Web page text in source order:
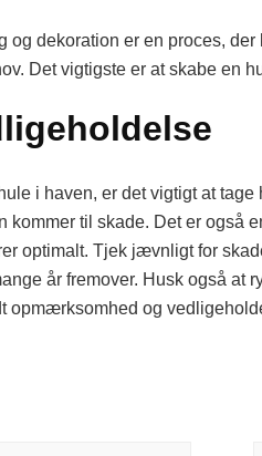
og dekoration er en proces,
Det vigtigste er at skabe en
i haven, er det vigtigt at
til skade. Det er også
optimalt. Tjek jævnligt for
år fremover. Husk også at
opmærksomhed og